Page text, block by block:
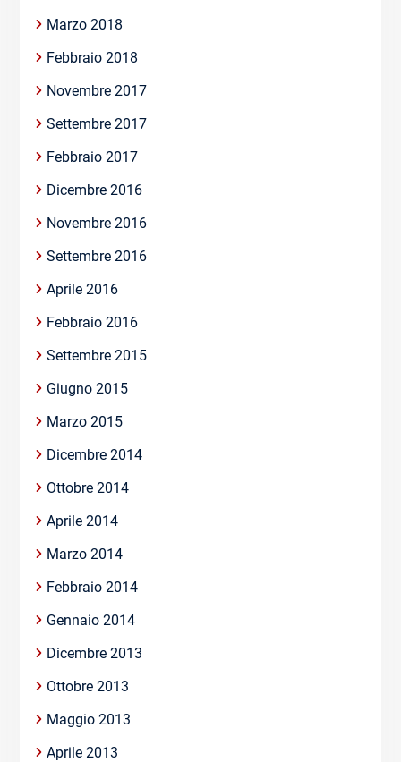
Marzo 2018
Febbraio 2018
Novembre 2017
Settembre 2017
Febbraio 2017
Dicembre 2016
Novembre 2016
Settembre 2016
Aprile 2016
Febbraio 2016
Settembre 2015
Giugno 2015
Marzo 2015
Dicembre 2014
Ottobre 2014
Aprile 2014
Marzo 2014
Febbraio 2014
Gennaio 2014
Dicembre 2013
Ottobre 2013
Maggio 2013
Aprile 2013